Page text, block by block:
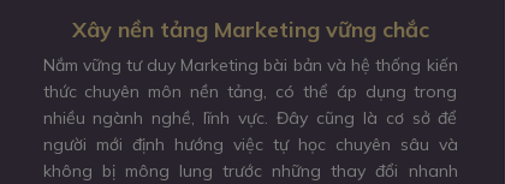
Xây nền tảng Marketing vững chắc
Nắm vững tư duy Marketing bài bản và hệ thống kiến
thức chuyên môn nền tảng, có thể áp dụng trong
nhiều ngành nghề, lĩnh vực. Đây cũng là cơ sở để
người mới định hướng việc tự học chuyên sâu và
không bị mông lung trước những thay đổi nhanh